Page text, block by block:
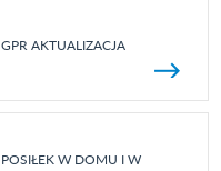
GPR AKTUALIZACJA
POSIŁEK W DOMU I W